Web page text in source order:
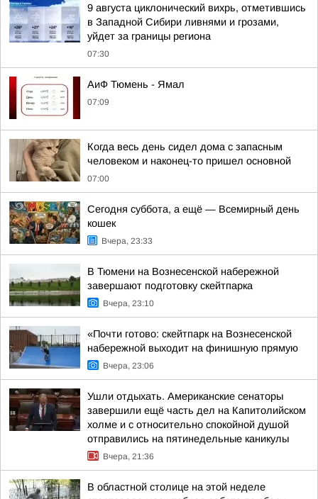
9 августа циклонический вихрь, отметившись
в Западной Сибири ливнями и грозами,
уйдет за границы региона
07:30
АиФ Тюмень - Ямал
07:09
Когда весь день сидел дома с запасным
человеком и наконец-то пришел основной
07:00
Сегодня суббота, а ещё — Всемирный день
кошек
Вчера, 23:33
В Тюмени на Вознесенской набережной
завершают подготовку скейтпарка
Вчера, 23:10
«Почти готово: скейтпарк на Вознесенской
набережной выходит на финишную прямую
Вчера, 23:06
Ушли отдыхать. Американские сенаторы
завершили ещё часть дел на Капитолийском
холме и с относительно спокойной душой
отправились на пятинедельные каникулы
Вчера, 21:36
В областной столице на этой неделе